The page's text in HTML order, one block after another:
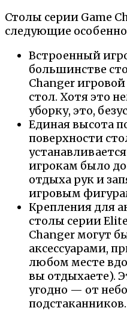
Столы серии Game
следующие
Встроенный
большинстве
Changer
стол. Хотя это
уборку, это,
Единая высота
поверхности
игрокам было
отдыха рук и
игровым
Крепления для
столы серии
Changer могут
аксессуарами,
любом месте
вы отдыхаете).
угодно — от
подстаканников.